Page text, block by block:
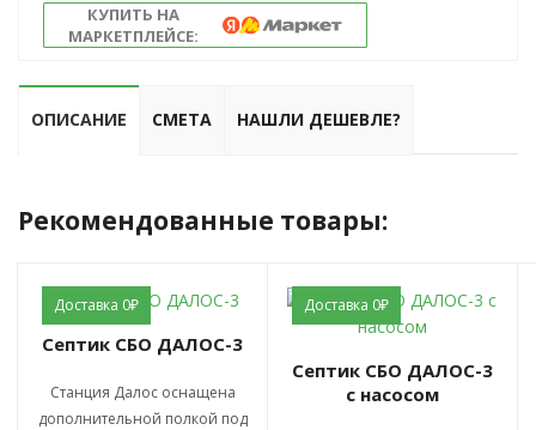
КУПИТЬ НА
МАРКЕТПЛЕЙСЕ:
ОПИСАНИЕ СМЕТА НАШЛИ ДЕШЕВЛЕ?
Рекомендованные товары:
Доставка 0₽
Септик СБО ДАЛОС-3
Станция Далос оснащена
дополнительной полкой под
Доставка 0₽
Септик СБО ДАЛОС-3
с насосом